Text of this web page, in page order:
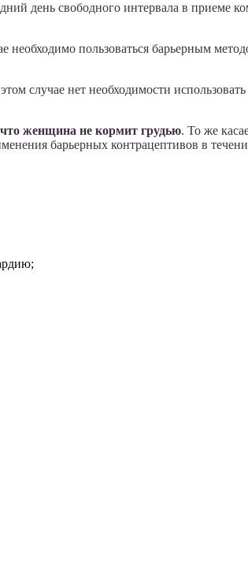
день свободного интервала в приеме
пользоваться барьерным
случае нет необходимости
что женщина не кормит грудью. То же
барьерных контрацептивов в